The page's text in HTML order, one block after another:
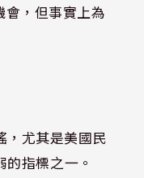
，但事實上為
，尤其是美國民
指標之一。